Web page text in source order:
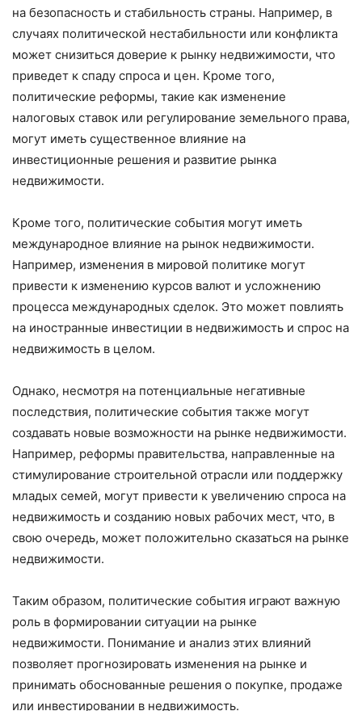
на безопасность и стабильность страны. Например, в
случаях политической нестабильности или конфликта
может снизиться доверие к рынку недвижимости, что
приведет к спаду спроса и цен. Кроме того,
политические реформы, такие как изменение
налоговых ставок или регулирование земельного права,
могут иметь существенное влияние на
инвестиционные решения и развитие рынка
недвижимости.
Кроме того, политические события могут иметь
международное влияние на рынок недвижимости.
Например, изменения в мировой политике могут
привести к изменению курсов валют и усложнению
процесса международных сделок. Это может повлиять
на иностранные инвестиции в недвижимость и спрос на
недвижимость в целом.
Однако, несмотря на потенциальные негативные
последствия, политические события также могут
создавать новые возможности на рынке недвижимости.
Например, реформы правительства, направленные на
стимулирование строительной отрасли или поддержку
младых семей, могут привести к увеличению спроса на
недвижимость и созданию новых рабочих мест, что, в
свою очередь, может положительно сказаться на рынке
недвижимости.
Таким образом, политические события играют важную
роль в формировании ситуации на рынке
недвижимости. Понимание и анализ этих влияний
позволяет прогнозировать изменения на рынке и
принимать обоснованные решения о покупке, продаже
или инвестировании в недвижимость.